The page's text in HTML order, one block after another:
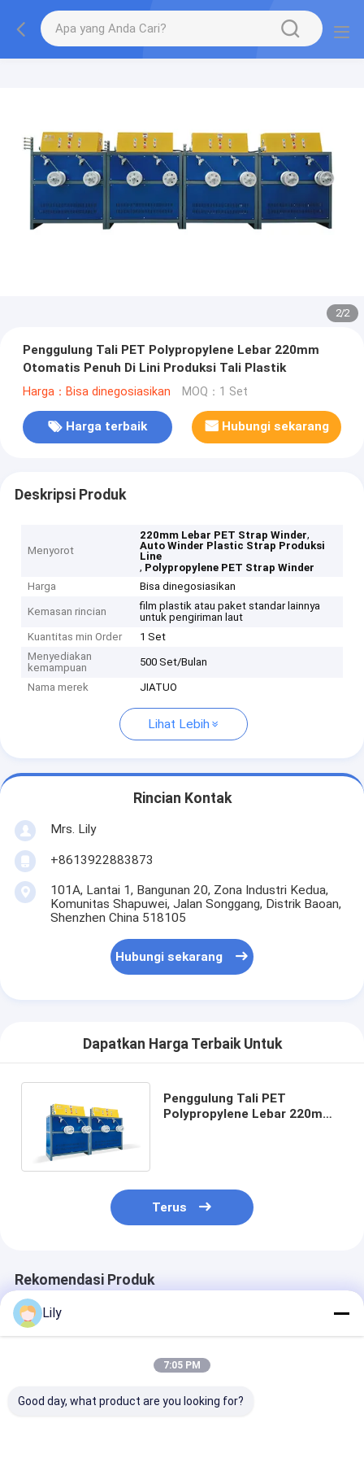
2/2
Penggulung Tali PET Polypropylene Lebar 220mm
Otomatis Penuh Di Lini Produksi Tali Plastik
Harga：Bisa dinegosiasikan MOQ：1 Set
Harga terbaik Hubungi sekarang
Deskripsi Produk
Menyorot
220mm Lebar PET Strap Winder,
Auto Winder Plastic Strap Produksi
Line
, Polypropylene PET Strap Winder
Harga
Bisa dinegosiasikan
Kemasan rincian
film plastik atau paket standar lainnya
untuk pengiriman laut
Kuantitas min Order
1 Set
Menyediakan
kemampuan
500 Set/Bulan
Nama merek JIATUO
Lihat Lebih
Rincian Kontak
Mrs. Lily
+8613922883873
101A, Lantai 1, Bangunan 20, Zona Industri Kedua,
Komunitas Shapuwei, Jalan Songgang, Distrik Baoan,
Shenzhen China 518105
Hubungi sekarang
Dapatkan Harga Terbaik Untuk
Penggulung Tali PET
Polypropylene Lebar 220mm
Terus
Rekomendasi Produk
Lily
7:05 PM
Good day, what product are you looking for?